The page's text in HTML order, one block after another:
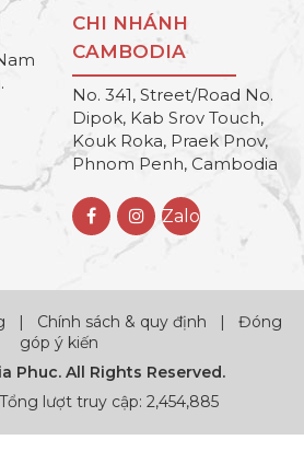
CHI NHÁNH
CAMBODIA
No. 341, Street/Road No.
Dipok, Kab Srov Touch,
Kouk Roka, Praek Pnov,
Phnom Penh, Cambodia
Zalo
| Chính sách & quy định | Đóng
góp ý kiến
Phuc. All Rights Reserved.
lượt truy cập: 2,454,885